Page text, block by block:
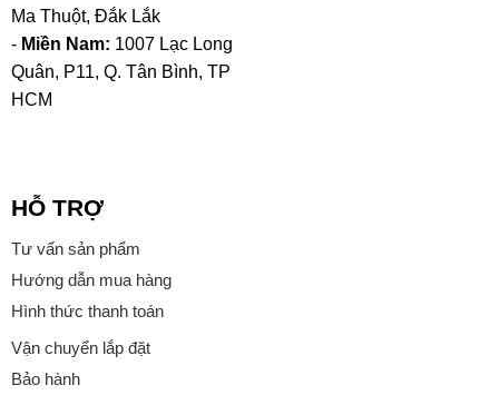
Ma Thuột, Đắk Lắk
- Miền Nam: 1007 Lạc Long
Quân, P11, Q. Tân Bình, TP
HCM
HỖ TRỢ
Tư vấn sản phẩm
Hướng dẫn mua hàng
Hình thức thanh toán
Vận chuyển lắp đặt
Bảo hành